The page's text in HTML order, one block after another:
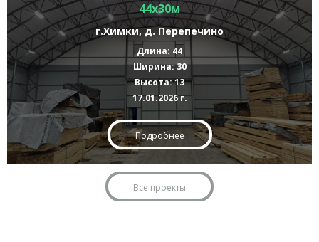
44х30м
г.Химки, д. Перепечино
Длина: 44
Ширина: 30
Высота: 13
17.01.2026 г.
Подробнее
Все проекты